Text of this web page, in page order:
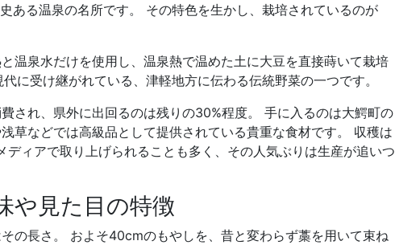
ある温泉の名所です。 その特色を生かし、栽培されているのが
温泉水だけを使用し、温泉熱で温めた土に大豆を直接蒔いて栽培
に受け継がれている、津軽地方に伝わる伝統野菜の一つです。
され、県外に出回るのは残りの30%程度。 手に入るのは大鰐町の
草などでは高級品として提供されている貴重な食材です。 収穫は
ディアで取り上げられることも多く、その人気ぶりは生産が追いつ
や見た目の特徴
の長さ。 およそ40cmのもやしを、昔と変わらず藁を用いて束ね